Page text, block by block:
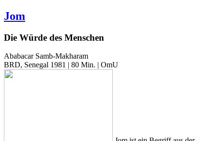
Jom
Die Würde des Menschen
Ababacar Samb-Makharam
BRD, Senegal 1981 | 80 Min. | OmU